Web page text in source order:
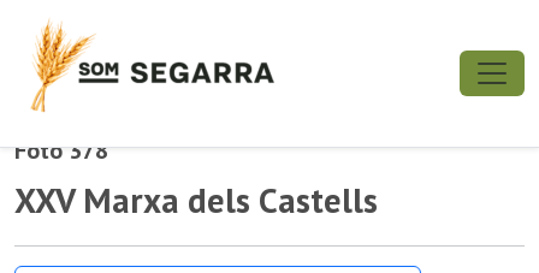
Foto 378
XXV Marxa dels Castells